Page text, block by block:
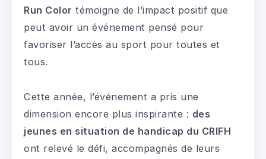
Run Color témoigne de l’impact positif que
peut avoir un événement pensé pour
favoriser l’accès au sport pour toutes et
tous.
Cette année, l’événement a pris une
dimension encore plus inspirante : des
jeunes en situation de handicap du CRIFH
ont relevé le défi, accompagnés de leurs